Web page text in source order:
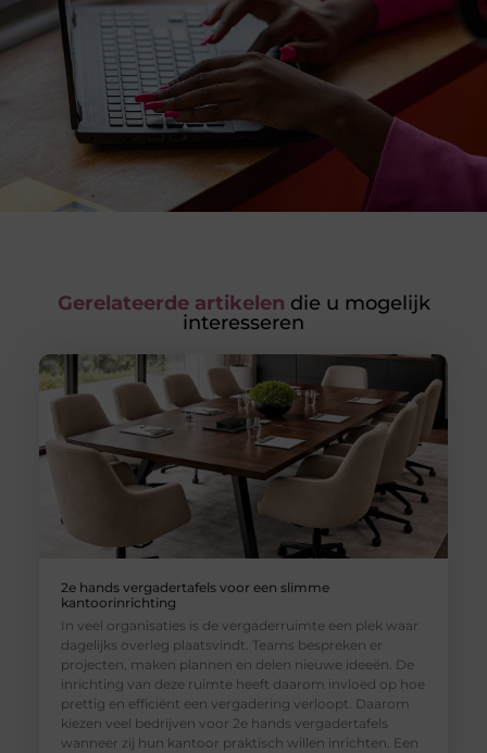
Gerelateerde artikelen die u mogelijk
interesseren
2e hands vergadertafels voor een slimme
kantoorinrichting
In veel organisaties is de vergaderruimte een plek waar
dagelijks overleg plaatsvindt. Teams bespreken er
projecten, maken plannen en delen nieuwe ideeën. De
inrichting van deze ruimte heeft daarom invloed op hoe
prettig en efficiënt een vergadering verloopt. Daarom
kiezen veel bedrijven voor 2e hands vergadertafels
wanneer zij hun kantoor praktisch willen inrichten. Een